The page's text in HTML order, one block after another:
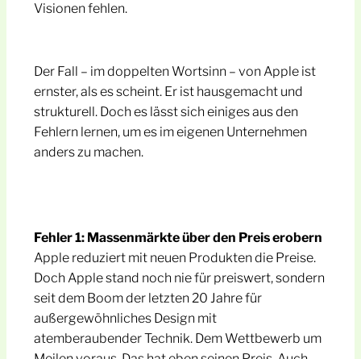
Visionen fehlen.
Der Fall – im doppelten Wortsinn – von Apple ist
ernster, als es scheint. Er ist hausgemacht und
strukturell. Doch es lässt sich einiges aus den
Fehlern lernen, um es im eigenen Unternehmen
anders zu machen.
Fehler 1: Massenmärkte über den Preis erobern
Apple reduziert mit neuen Produkten die Preise.
Doch Apple stand noch nie für preiswert, sondern
seit dem Boom der letzten 20 Jahre für
außergewöhnliches Design mit
atemberaubender Technik. Dem Wettbewerb um